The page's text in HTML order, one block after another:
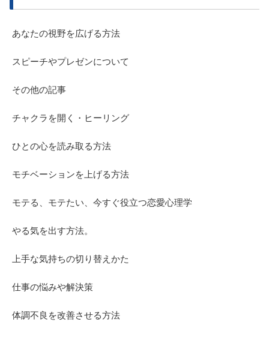
あなたの視野を広げる方法
スピーチやプレゼンについて
その他の記事
チャクラを開く・ヒーリング
ひとの心を読み取る方法
モチベーションを上げる方法
モテる、モテたい、今すぐ役立つ恋愛心理学
やる気を出す方法。
上手な気持ちの切り替えかた
仕事の悩みや解決策
体調不良を改善させる方法